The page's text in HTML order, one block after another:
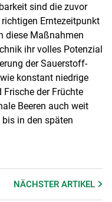
sind die zuvor
Erntezeitpunkt
diese Maßnahmen
ihr volles Potenzial
der Sauerstoff-
konstant niedrige
der Früchte
Beeren auch weit
in den späten
NÄCHSTERARTIKEL